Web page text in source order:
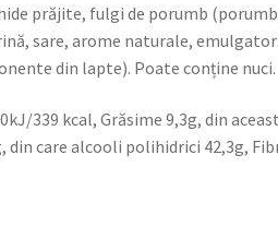
prăjite, fulgi de porumb
sare, arome naturale,
din lapte). Poate conține nuci.
339 kcal, Grăsime 9,3g, din
din care alcooli polihidrici 42,3g,